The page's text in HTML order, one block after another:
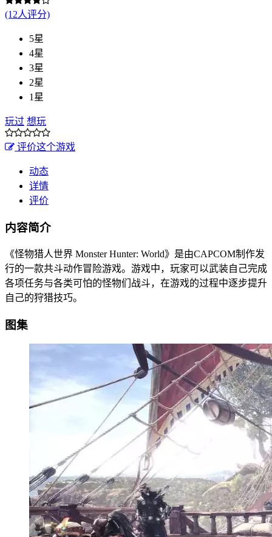
(12人评分)
5星
4星
3星
2星
1星
玩过 想玩
评价这个游戏
动态
详情
评价
内容简介
《怪物猎人世界 Monster Hunter: World》是由CAPCOM制作发
行的一款共斗动作冒险游戏。游戏中，玩家可以武装自己完成
各项任务与各类可怕的怪物们战斗，在游戏的过程中逐步提升
自己的狩猎技巧。
图集